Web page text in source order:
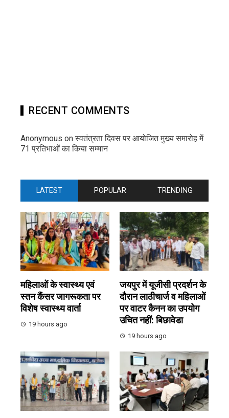
RECENT COMMENTS
Anonymous onस्वतंत्रता दिवस पर आयोजित मुख्य समारोह में
71 प्रतिभाओं का किया सम्मान
LATEST POPULAR TRENDING
महिलाओं के स्वास्थ्य एवं
स्तन कैंसर जागरूकता पर
विशेष स्वास्थ्य वार्ता
19 hours ago
जयपुर में यूजीसी प्रदर्शन के
दौरान लाठीचार्ज व महिलाओं
पर वाटर कैनन का उपयोग
उचित नहीं: बिछावेडा
19 hours ago